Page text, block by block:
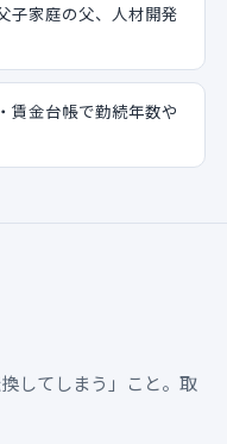
子家庭の父、人材開発
賃金台帳で勤続年数や
してしまう」こと。取